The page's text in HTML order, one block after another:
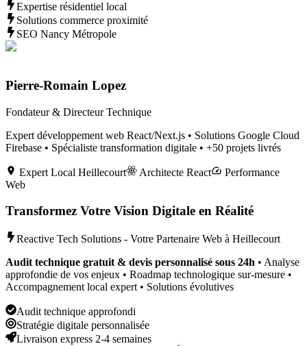
Expertise résidentiel local
Solutions commerce proximité
SEO Nancy Métropole
Pierre-Romain Lopez
Fondateur & Directeur Technique
Expert développement web React/Next.js • Solutions Google Cloud
Firebase • Spécialiste transformation digitale • +50 projets livrés
Expert Local Heillecourt Architecte React
Performance
Web
Transformez Votre Vision Digitale en Réalité
Reactive Tech Solutions - Votre Partenaire Web à Heillecourt
Audit technique gratuit & devis personnalisé sous 24h • Analyse
approfondie de vos enjeux • Roadmap technologique sur-mesure •
Accompagnement local expert • Solutions évolutives
Audit technique approfondi
Stratégie digitale personnalisée
Livraison express 2-4 semaines